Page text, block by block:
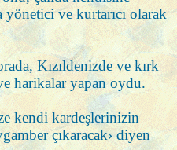
yönetici ve kurtarıcı olarak
Kızıldenizde ve kırk
harikalar yapan oydu.
kendi kardeşlerinizin
çıkaracak› diyen